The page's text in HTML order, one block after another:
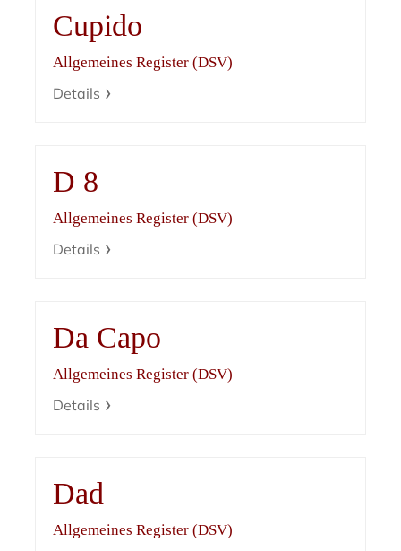
Cupido
Allgemeines Register (DSV)
Details
D 8
Allgemeines Register (DSV)
Details
Da Capo
Allgemeines Register (DSV)
Details
Dad
Allgemeines Register (DSV)